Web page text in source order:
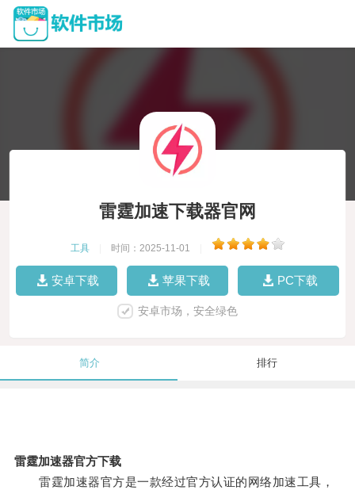
雷霆加速下载器官网
工具 时间：2025-11-01
安卓下载 苹果下载 PC下载
安卓市场，安全绿色
简介 排行
雷霆加速器官方下载
雷霆加速器官方是一款经过官方认证的网络加速工具，